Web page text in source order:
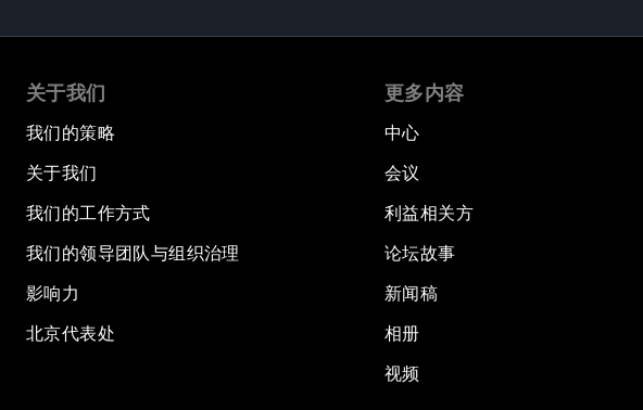
关于我们
我们的策略
关于我们
我们的工作方式
我们的领导团队与组织治理
影响力
北京代表处
更多内容
中心
会议
利益相关方
论坛故事
新闻稿
相册
视频